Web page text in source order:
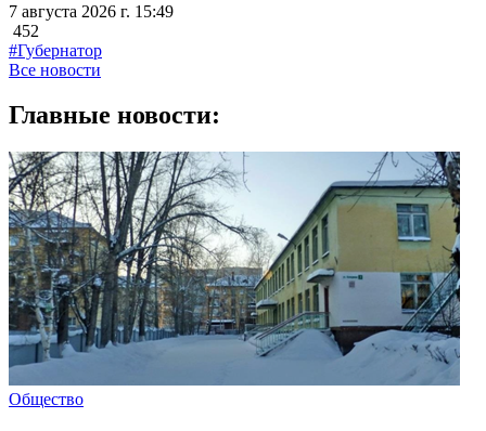
7 августа 2026 г. 15:49
452
#Губернатор
Все новости
Главные новости:
Общество